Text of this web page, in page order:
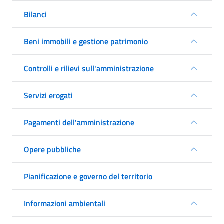
Bilanci
Beni immobili e gestione patrimonio
Controlli e rilievi sull'amministrazione
Servizi erogati
Pagamenti dell'amministrazione
Opere pubbliche
Pianificazione e governo del territorio
Informazioni ambientali